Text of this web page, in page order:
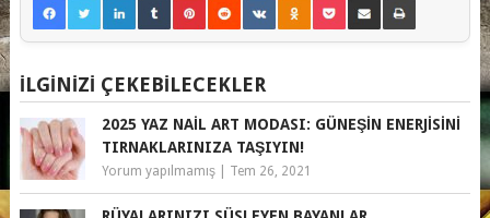
İLGINIZI ÇEKEBILECEKLER
2025 YAZ NAIL ART MODASI: GÜNEŞIN ENERJISINI
TIRNAKLARINIZA TAŞIYIN!
Yorum yapılmamış| Tem 26, 2021